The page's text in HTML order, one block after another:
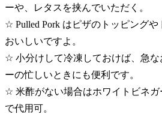
ーや、レタスを挟んでいただく。
☆ Pulled Pork はピザのトッピング
おいしいですよ。
☆ 小分けして冷凍しておけば、急
ーの忙しいときにも便利です。
☆ 米酢がない場合はホワイトビネ
で代用可。